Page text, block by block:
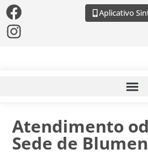
Aplicativo
Atendimento
Sede de